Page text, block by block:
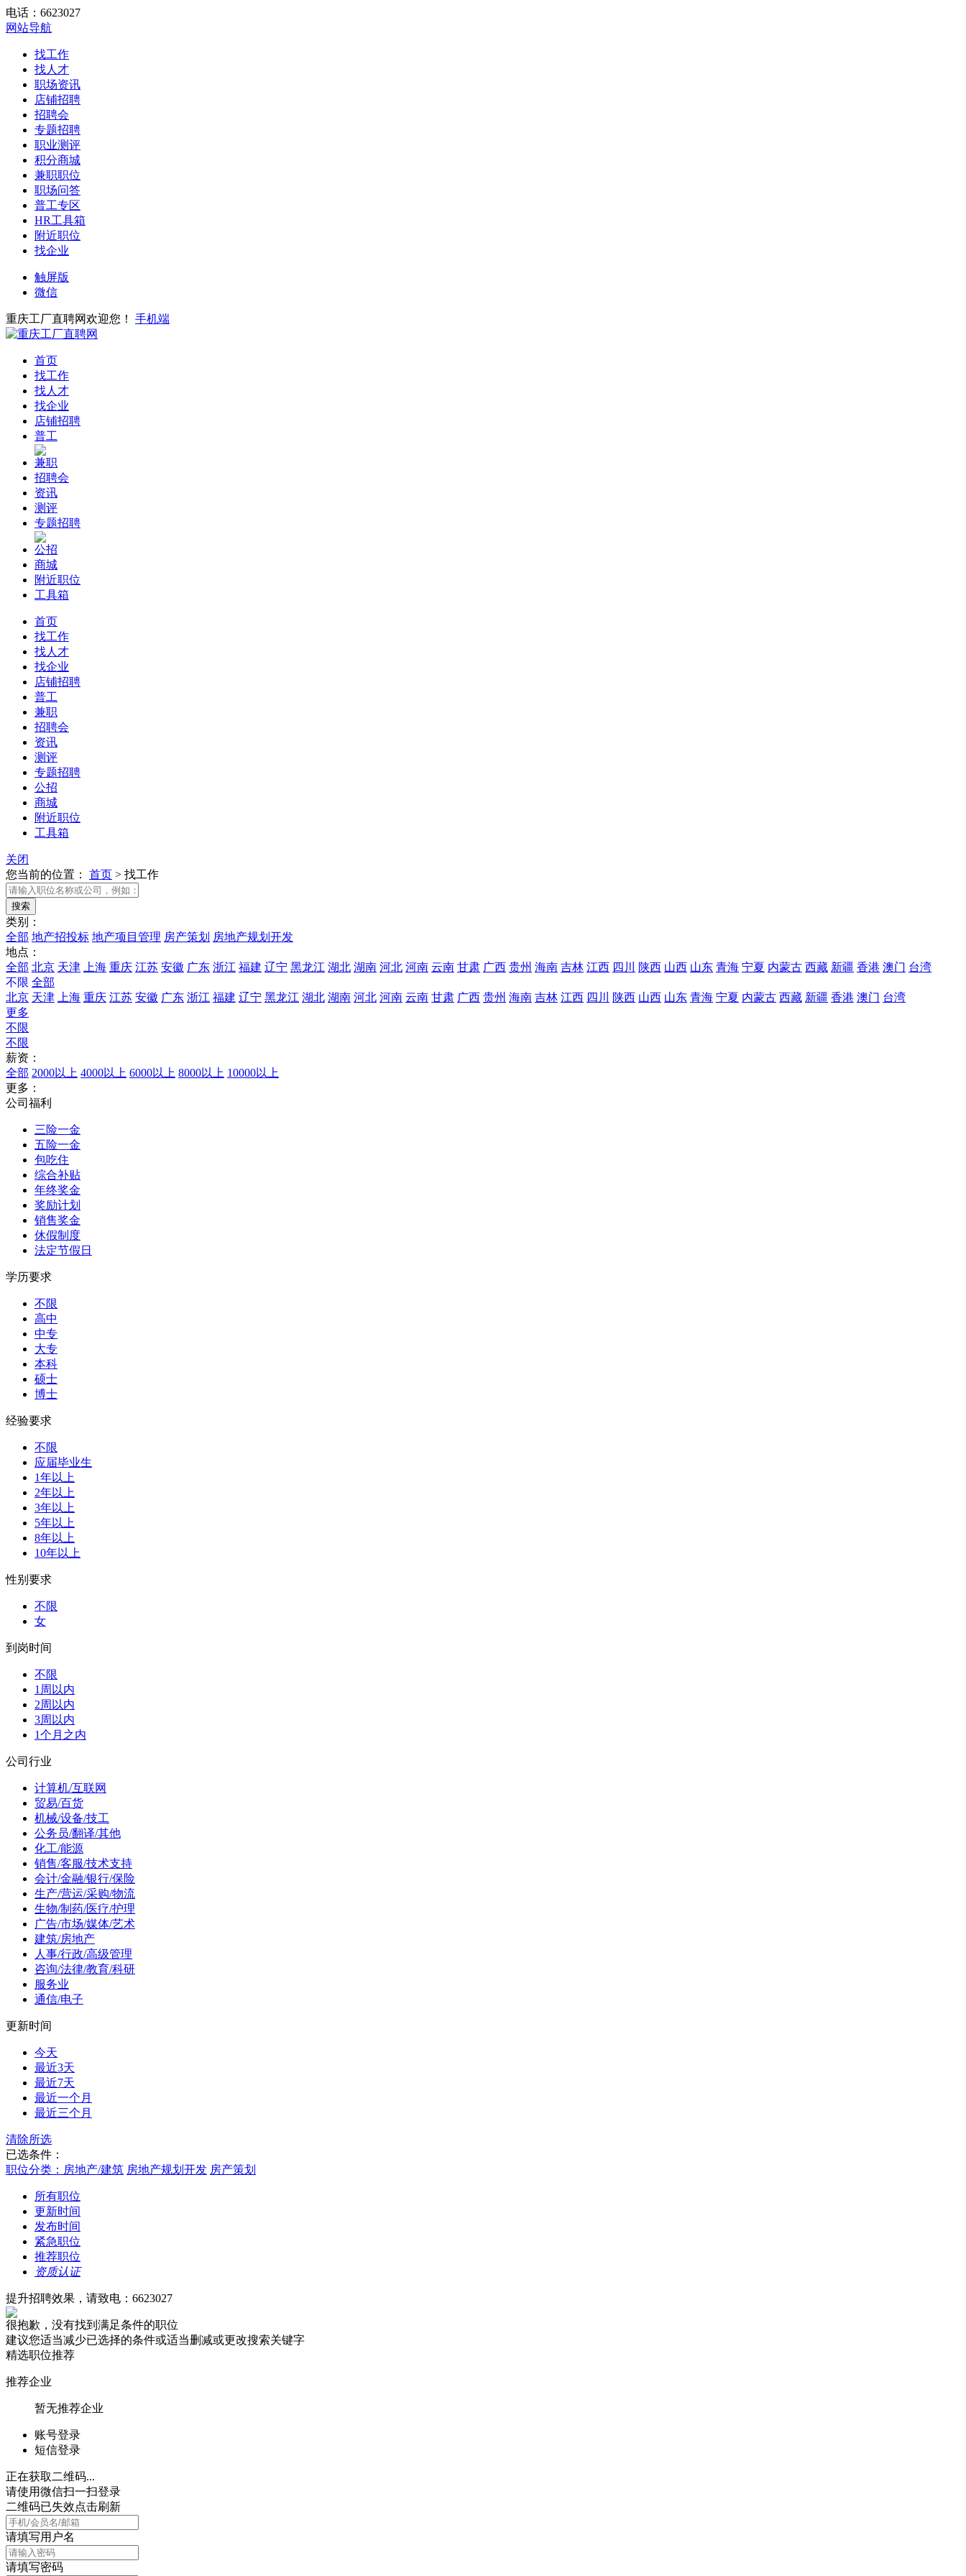
电话：6623027
网站导航
找工作
找人才
职场资讯
店铺招聘
招聘会
专题招聘
职业测评
积分商城
兼职职位
职场问答
普工专区
HR工具箱
附近职位
找企业
触屏版
微信
重庆工厂直聘网欢迎您！ 手机端
首页
找工作
找人才
找企业
店铺招聘
普工
兼职
招聘会
资讯
测评
专题招聘
公招
商城
附近职位
工具箱
首页
找工作
找人才
找企业
店铺招聘
普工
兼职
招聘会
资讯
测评
专题招聘
公招
商城
附近职位
工具箱
关闭
您当前的位置： 首页 > 找工作
类别：
全部 地产招投标 地产项目管理 房产策划 房地产规划开发
地点：
全部 北京 天津 上海 重庆 江苏 安徽 广东 浙江 福建 辽宁 黑龙江 湖北 湖南 河北 河南 云南 甘肃 广西 贵州 海南 吉林 江西 四川 陕西 山西 山东 青海 宁夏 内蒙古 西藏 新疆 香港 澳门 台湾
不限 全部
北京 天津 上海 重庆 江苏 安徽 广东 浙江 福建 辽宁 黑龙江 湖北 湖南 河北 河南 云南 甘肃 广西 贵州 海南 吉林 江西 四川 陕西 山西 山东 青海 宁夏 内蒙古 西藏 新疆 香港 澳门 台湾
更多
不限
不限
薪资：
全部 2000以上 4000以上 6000以上 8000以上 10000以上
更多：
公司福利
三险一金
五险一金
包吃住
综合补贴
年终奖金
奖励计划
销售奖金
休假制度
法定节假日
学历要求
不限
高中
中专
大专
本科
硕士
博士
经验要求
不限
应届毕业生
1年以上
2年以上
3年以上
5年以上
8年以上
10年以上
性别要求
不限
女
到岗时间
不限
1周以内
2周以内
3周以内
1个月之内
公司行业
计算机/互联网
贸易/百货
机械/设备/技工
公务员/翻译/其他
化工/能源
销售/客服/技术支持
会计/金融/银行/保险
生产/营运/采购/物流
生物/制药/医疗/护理
广告/市场/媒体/艺术
建筑/房地产
人事/行政/高级管理
咨询/法律/教育/科研
服务业
通信/电子
更新时间
今天
最近3天
最近7天
最近一个月
最近三个月
清除所选
已选条件：
职位分类：房地产/建筑 房地产规划开发 房产策划
所有职位
更新时间
发布时间
紧急职位
推荐职位
资质认证
提升招聘效果，请致电：6623027
很抱歉，没有找到满足条件的职位
建议您适当减少已选择的条件或适当删减或更改搜索关键字
精选职位推荐
推荐企业
暂无推荐企业
账号登录
短信登录
正在获取二维码...
请使用微信扫一扫登录
二维码已失效点击刷新
请填写用户名
请填写密码